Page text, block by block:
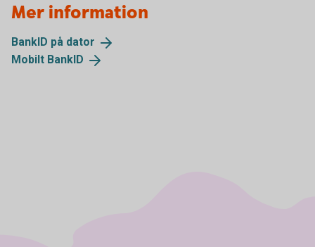
Mer information
BankID på dator
Mobilt BankID